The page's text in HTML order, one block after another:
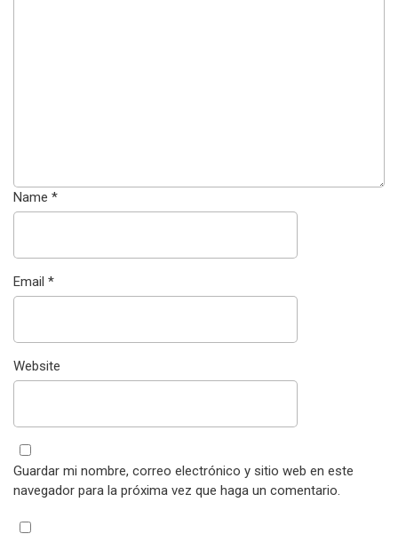
Name *
Email *
Website
Guardar mi nombre, correo electrónico y sitio web en este
navegador para la próxima vez que haga un comentario.